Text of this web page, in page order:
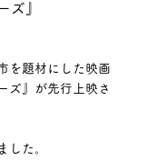
ズ』
を題材にした映画
ズ』が先行上映さ
した。